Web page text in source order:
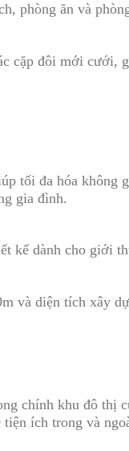
phòng ăn và
cặp đôi mới cưới,
tối đa hóa không
gia đình.
kế dành cho giới
và diện tích xây
chính khu đô thị
ích trong và